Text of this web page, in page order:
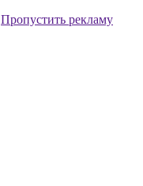
Пропустить рекламу